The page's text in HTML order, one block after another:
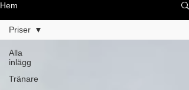
Hem
Alla
inlägg
Tränare
Priser